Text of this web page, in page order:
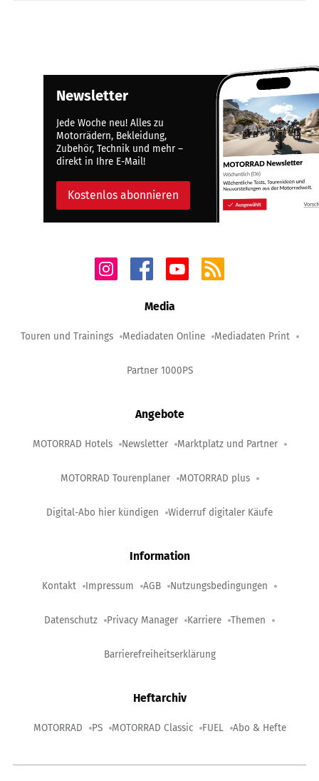
Newsletter
Jede Woche neu! Alles zu
Motorrädern, Bekleidung,
Zubehör, Technik und mehr –
direkt in Ihre E-Mail!
Kostenlos abonnieren
Media
Touren und Trainings Mediadaten Online Mediadaten Print
Partner 1000PS
Angebote
MOTORRAD Hotels Newsletter Marktplatz und Partner
MOTORRAD Tourenplaner MOTORRAD plus
Digital-Abo hier kündigen Widerruf digitaler Käufe
Information
Kontakt Impressum AGB Nutzungsbedingungen
Datenschutz Privacy Manager Karriere Themen
Barrierefreiheitserklärung
Heftarchiv
MOTORRAD PS MOTORRAD Classic FUEL Abo & Hefte